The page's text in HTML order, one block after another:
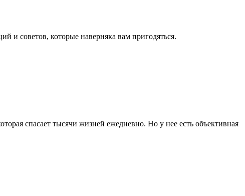
и советов, которые наверняка вам пригодяться.
спасает тысячи жизней ежедневно. Но у нее есть объективная